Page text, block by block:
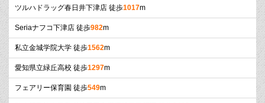
ツルハドラッグ春日井下津店 徒歩1017m
Seriaナフコ下津店 徒歩982m
私立金城学院大学 徒歩1562m
愛知県立緑丘高校 徒歩1297m
フェアリー保育園 徒歩549m